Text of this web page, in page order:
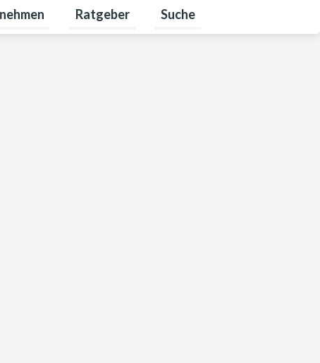
Energien umschalten
für Karriere umschalten
Untermenü für Unternehmen umschalten
Ratgeber
Untermenü für Ratgeber
Suche